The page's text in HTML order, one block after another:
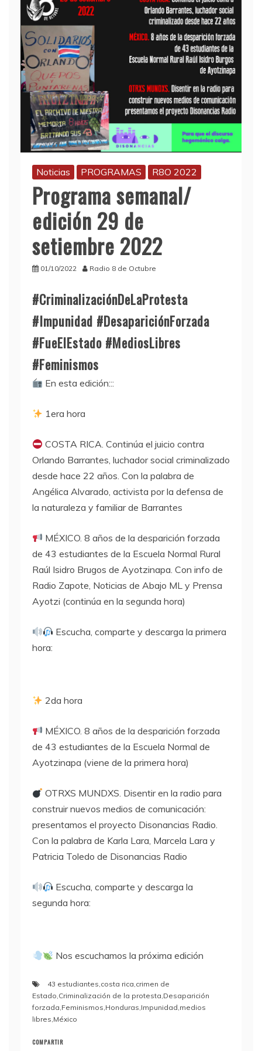
Noticias PROGRAMAS R8O 2022
Programa semanal/
edición 29 de
setiembre 2022
01/10/2022 Radio 8 de Octubre
#CriminalizaciónDeLaProtesta
#Impunidad #DesapariciónForzada
#FueElEstado #MediosLibres
#Feminismos
En esta edición:::
1era hora
COSTA RICA. Continúa el juicio contra
Orlando Barrantes, luchador social criminalizado
desde hace 22 años. Con la palabra de
Angélica Alvarado, activista por la defensa de
la naturaleza y familiar de Barrantes
MÉXICO. 8 años de la desparición forzada
de 43 estudiantes de la Escuela Normal Rural
Raúl Isidro Brugos de Ayotzinapa. Con info de
Radio Zapote, Noticias de Abajo ML y Prensa
Ayotzi (continúa en la segunda hora)
Escucha, comparte y descarga la primera
hora:
2da hora
MÉXICO. 8 años de la desparición forzada
de 43 estudiantes de la Escuela Normal de
Ayotzinapa (viene de la primera hora)
OTRXS MUNDXS. Disentir en la radio para
construir nuevos medios de comunicación:
presentamos el proyecto Disonancias Radio.
Con la palabra de Karla Lara, Marcela Lara y
Patricia Toledo de Disonancias Radio
Escucha, comparte y descarga la
segunda hora:
Nos escuchamos la próxima edición
43 estudiantes,costa rica,crimen de
Estado,Criminalización de la protesta,Desaparición
forzada,Feminismos,Honduras,Impunidad,medios
libres,México
COMPARTIR